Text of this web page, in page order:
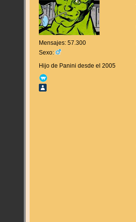
Mensajes: 57.300
Sexo:
Hijo de Panini desde el 2005